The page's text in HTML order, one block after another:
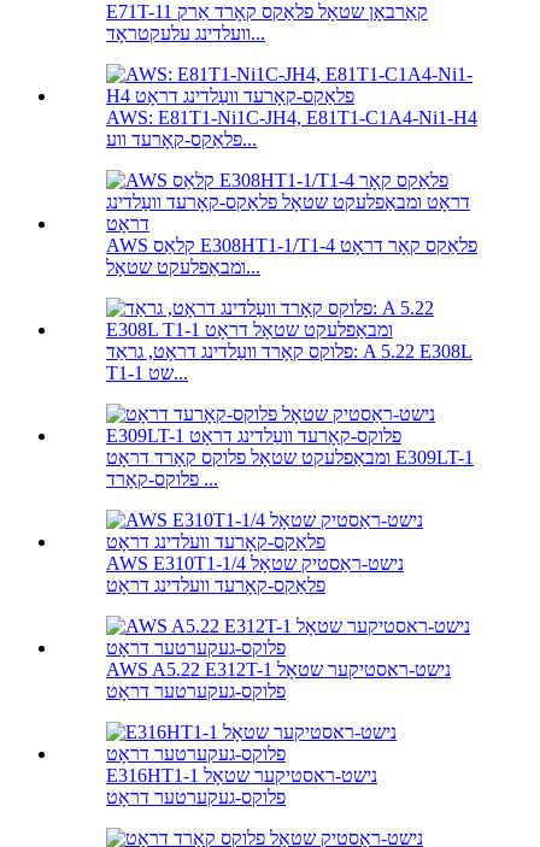
E71T-11 קאַרבאָן שטאָל פלאַקס קאָרד אַרק
וועלדינג עלעקטראָד...
AWS: E81T1-Ni1C-JH4, E81T1-C1A4-Ni1-H4
פלאַקס-קאָרעד ווע...
AWS קלאַס E308HT1-1/T1-4 פלאַקס קאָר דראָט
ומבאַפלעקט שטאָל...
פלוקס קאָרד וועַלדינג דראָט, גראַד: A 5.22 E308L
T1-1 שט...
ומבאַפלעקט שטאָל פלוקס קאָרד דראָט E309LT-1
פלוקס-קאָרד ...
AWS E310T1-1/4 נישט-ראַסטיק שטאָל
פלאַקס-קאָרעד וועלדינג דראָט
AWS A5.22 E312T-1 נישט-ראסטיקער שטאָל
פלוקס-געקערטער דראָט
E316HT1-1 נישט-ראסטיקער שטאָל
פלוקס-געקערטער דראָט